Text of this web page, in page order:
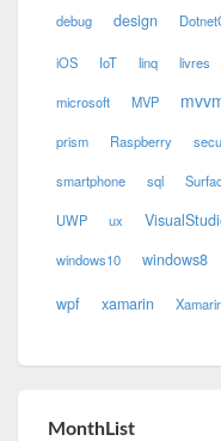
debug design
iOS IoT linq livres
microsoft MVP
prism Raspberry
smartphone sql
UWP ux
windows10 windows8
wpf xamarin
MonthList